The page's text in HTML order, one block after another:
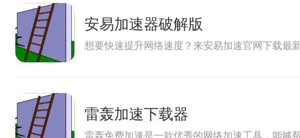
安易加速器破解版
想要快速提升网络速度？来安易加速官网下载最
雷轰加速下载器
雷轰免费加速是一款优秀的网络加速工具，能够